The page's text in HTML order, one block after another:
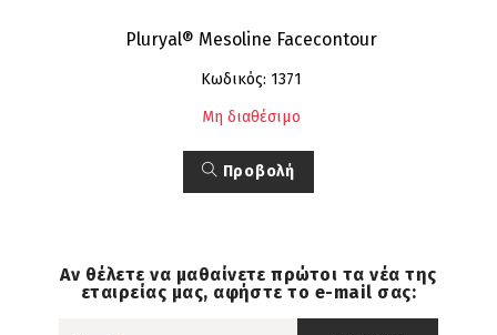
Pluryal® Mesoline Facecontour
Κωδικός: 1371
Μη διαθέσιμο
Προβολή
Αν θέλετε να μαθαίνετε πρώτοι τα νέα της
εταιρείας μας, αφήστε το e-mail σας: